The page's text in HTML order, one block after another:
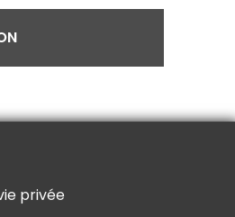
à vos clientes
beauté des pieds
clientes de remettre leurs
privée